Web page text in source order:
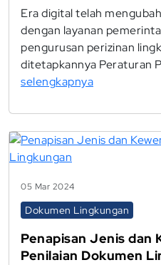
Era digital telah
dengan layanan
pengurusan perizinan
ditetapkannya Peraturan
selengkapnya
05 Mar 2024
Dokumen Lingkungan
Penapisan Jenis dan
Penilaian Dokumen